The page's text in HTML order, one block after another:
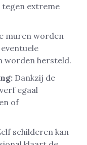
tegen extreme
muren worden
worden hersteld.
Dankzij de
egaal
of
schilderen kan